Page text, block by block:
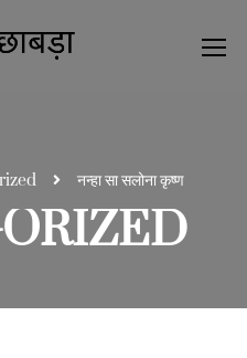
नन्हा सा सलोना कृष्ण